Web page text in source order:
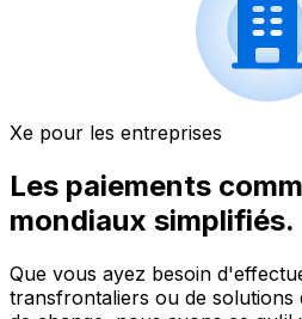
Xe pour les entreprises
Les paiements
mondiaux simplifiés.
Que vous ayez besoin
transfrontaliers ou de solutions